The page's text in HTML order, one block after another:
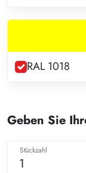
RAL 1018
Geben Sie
1
Stückzahl